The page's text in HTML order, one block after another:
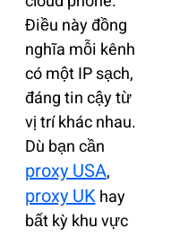
Điều này đồng
nghĩa mỗi kênh
có một IP sạch,
đáng tin cậy từ
vị trí khác nhau.
Dù bạn cần
proxy USA,
proxy UKhay
bất kỳ khu vực